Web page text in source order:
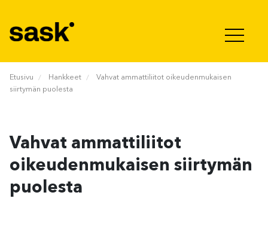
Etusivu Hankkeet
Vahvat ammattiliitot oikeudenmukaisen
siirtymän puolesta
Vahvat ammattiliitot
oikeudenmukaisen siirtymän
puolesta